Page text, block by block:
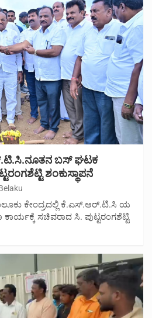
ಬಸ್ ಘಟಕ
ಶಂಕುಸ್ಥಾಪನೆ
ಕೇಂದ್ರದಲ್ಲಿ ಕೆ.ಎಸ್.ಆರ್.ಟಿ.ಸಿ ಯ
ಸಚಿವರಾದ ಸಿ. ಪುಟ್ಟರಂಗಶೆಟ್ಟಿ